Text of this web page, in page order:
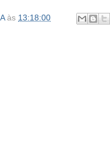
às 13:18:00